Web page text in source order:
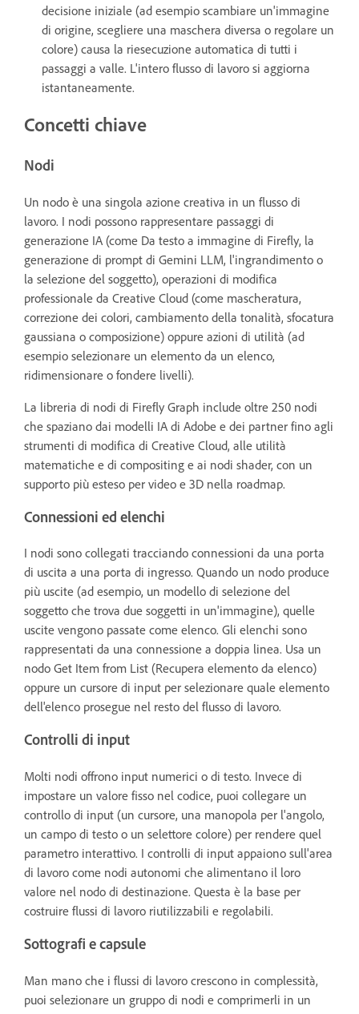
decisione iniziale (ad esempio scambiare un'immagine
di origine, scegliere una maschera diversa o regolare un
colore) causa la riesecuzione automatica di tutti i
passaggi a valle. L'intero flusso di lavoro si aggiorna
istantaneamente.
Concetti chiave
Nodi
Un nodo è una singola azione creativa in un flusso di
lavoro. I nodi possono rappresentare passaggi di
generazione IA (come Da testo a immagine di Firefly, la
generazione di prompt di Gemini LLM, l'ingrandimento o
la selezione del soggetto), operazioni di modifica
professionale da Creative Cloud (come mascheratura,
correzione dei colori, cambiamento della tonalità, sfocatura
gaussiana o composizione) oppure azioni di utilità (ad
esempio selezionare un elemento da un elenco,
ridimensionare o fondere livelli).
La libreria di nodi di Firefly Graph include oltre 250 nodi
che spaziano dai modelli IA di Adobe e dei partner fino agli
strumenti di modifica di Creative Cloud, alle utilità
matematiche e di compositing e ai nodi shader, con un
supporto più esteso per video e 3D nella roadmap.
Connessioni ed elenchi
I nodi sono collegati tracciando connessioni da una porta
di uscita a una porta di ingresso. Quando un nodo produce
più uscite (ad esempio, un modello di selezione del
soggetto che trova due soggetti in un'immagine), quelle
uscite vengono passate come elenco. Gli elenchi sono
rappresentati da una connessione a doppia linea. Usa un
nodo Get Item from List (Recupera elemento da elenco)
oppure un cursore di input per selezionare quale elemento
dell'elenco prosegue nel resto del flusso di lavoro.
Controlli di input
Molti nodi offrono input numerici o di testo. Invece di
impostare un valore fisso nel codice, puoi collegare un
controllo di input (un cursore, una manopola per l'angolo,
un campo di testo o un selettore colore) per rendere quel
parametro interattivo. I controlli di input appaiono sull'area
di lavoro come nodi autonomi che alimentano il loro
valore nel nodo di destinazione. Questa è la base per
costruire flussi di lavoro riutilizzabili e regolabili.
Sottografi e capsule
Man mano che i flussi di lavoro crescono in complessità,
puoi selezionare un gruppo di nodi e comprimerli in un